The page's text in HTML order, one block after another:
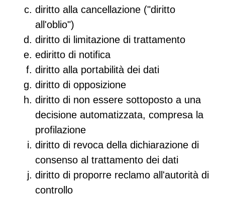
diritto alla cancellazione ("diritto
all'oblio")
diritto di limitazione di trattamento
ediritto di notifica
diritto alla portabilità dei dati
diritto di opposizione
diritto di non essere sottoposto a una
decisione automatizzata, compresa la
profilazione
diritto di revoca della dichiarazione di
consenso al trattamento dei dati
diritto di proporre reclamo all'autorità di
controllo